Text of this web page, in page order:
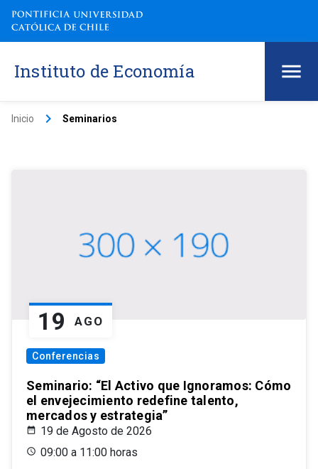
Instituto de Economía
Inicio keyboard_arrow_right Seminarios
19 AGO
Conferencias
Seminario: “El Activo que Ignoramos: Cómo
el envejecimiento redefine talento,
mercados y estrategia”
19 de Agosto de 2026
09:00 a 11:00 horas